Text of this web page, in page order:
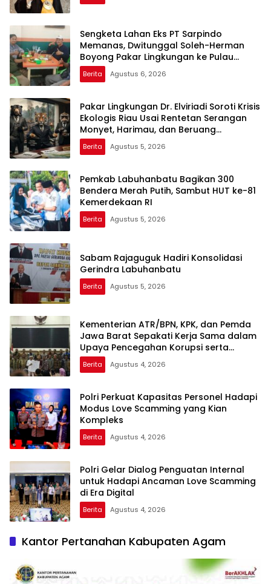
Sengketa Lahan Eks PT Sarpindo
Memanas, Dwitunggal Soleh-Herman
Boyong Pakar Lingkungan ke Pulau
Rupat
Berita Agustus 6, 2026
Pakar Lingkungan Dr. Elviriadi Soroti Krisis
Ekologis Riau Usai Rentetan Serangan
Monyet, Harimau, dan Beruang
Terhadap Warga
Berita Agustus 5, 2026
Pemkab Labuhanbatu Bagikan 300
Bendera Merah Putih, Sambut HUT ke-81
Kemerdekaan RI
Berita Agustus 5, 2026
Sabam Rajaguguk Hadiri Konsolidasi
Gerindra Labuhanbatu
Berita Agustus 5, 2026
Kementerian ATR/BPN, KPK, dan Pemda
Jawa Barat Sepakati Kerja Sama dalam
Upaya Pencegahan Korupsi serta
Penguatan Ekonomi Daerah
Berita Agustus 4, 2026
Polri Perkuat Kapasitas Personel Hadapi
Modus Love Scamming yang Kian
Kompleks
Berita Agustus 4, 2026
Polri Gelar Dialog Penguatan Internal
untuk Hadapi Ancaman Love Scamming
di Era Digital
Berita Agustus 4, 2026
Kantor Pertanahan Kabupaten Agam